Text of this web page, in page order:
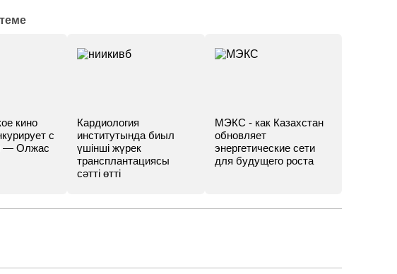
кино
с
— Олжас
Кардиология
институтында биыл
үшінші жүрек
трансплантациясы
сәтті өтті
МЭКС - как Казахстан
обновляет
энергетические сети
для будущего роста